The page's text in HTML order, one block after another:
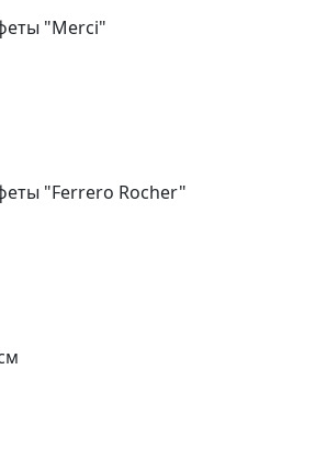
"Merci"
"Ferrero Rocher"